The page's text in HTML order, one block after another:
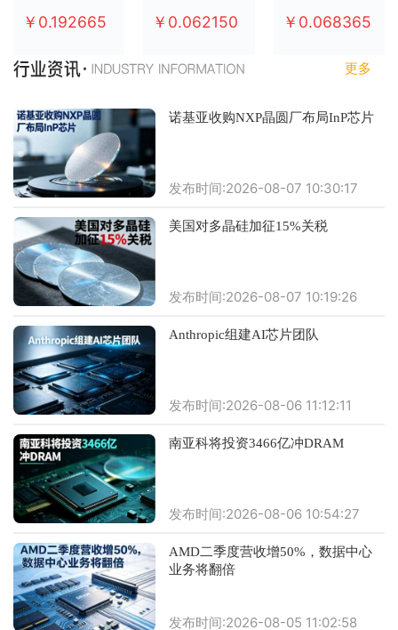
￥0.192665 ￥0.062150 ￥0.068365
更多
诺基亚收购NXP晶圆厂布局InP芯片
发布时间:2026-08-07 10:30:17
美国对多晶硅加征15%关税
发布时间:2026-08-07 10:19:26
Anthropic组建AI芯片团队
发布时间:2026-08-06 11:12:11
南亚科将投资3466亿冲DRAM
发布时间:2026-08-06 10:54:27
AMD二季度营收增50%，数据中心
业务将翻倍
发布时间:2026-08-05 11:02:58